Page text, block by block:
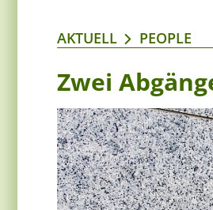
AKTUELL PEOPLE
Zwei